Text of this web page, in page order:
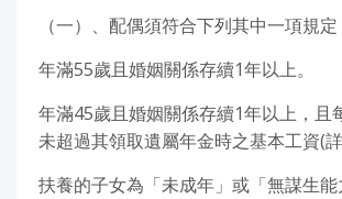
（一）、配偶須符合下列其中一項規定
年滿55歲且婚姻關係存續1年以上。
年滿45歲且婚姻關係存續1年以上，且
未超過其領取遺屬年金時之基本工資(詳
扶養的子女為「未成年」或「無謀生